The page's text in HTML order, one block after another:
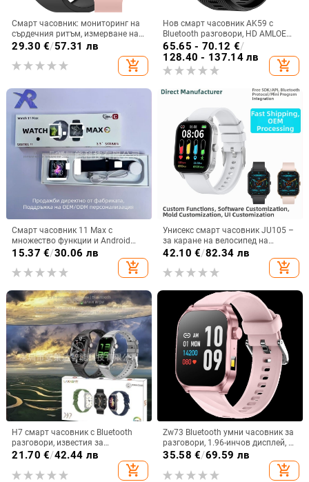
Смарт часовник: мониторинг на
сърдечния ритъм, измерване на
кислород в кръвта, проследяване
на съня, Bluetooth разговори,
водоустойчив
29.30 €/57.31 лв
add_shopping_cart
Нов смарт часовник AK59 с
Bluetooth разговори, HD AMLOED
екран, пулс, кръвно налягане,
кръвен кислород, спортен смарт
часовник
65.65 - 70.12 €/
128.40 - 137.14 лв
add_shopping_cart
Смарт часовник 11 Max с
множество функции и Android
съвместимост
15.37 €/30.06 лв
add_shopping_cart
Унисекс смарт часовник JU105 –
за каране на велосипед на
открито и походи, крачкомер,
сърдечна честота и кислород в
кръвта, мониторинг на съня
42.10 €/82.34 лв
add_shopping_cart
H7 смарт часовник с Bluetooth
разговори, известия за
съобщения, извит корпус, TFT
сърдечна честота
21.70 €/42.44 лв
add_shopping_cart
Zw73 Bluetooth умни часовник за
разговори, 1.96-инчов дисплей, AI
гласов асистент, мониторинг на
кислород в кръвта, измерване на
сърдечен ритъм, кръвно
35.58 €/69.59 лв
add_shopping_cart